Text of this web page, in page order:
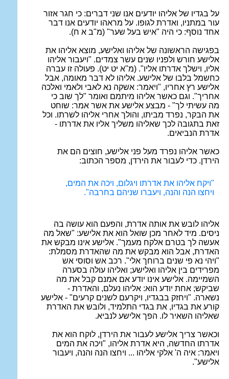
על בגדיו של אליהו יודעים אנו שני דברים: כי חגר אזור
עור במתניו, ואדרת לגופו. על מראהו יודעים אנו דבר
אחד נוסף: כי היה "איש בעל שער" (מ"ב א ח).
בפגישה הראשונה של אליהו ואלישע, מוצא אליהו את
אלישע חורש ולפניו שנים עשר צמדים. "ויעבור אליהו
אליו, וישלך אדרתו אליו". (מ"א יט יט). פעולה זו עברה
כחשמל בלבו של אלישע. אליהו לא דבר מאומה, אבל
אלישע רץ אחריו, "ויאמר: אשקה נא לאבי ולאמי ואלכה
אחריך". וגם כאשר אליהו מיתמם ואומר "לך שוב כי
מה עשיתי לך" - מבצע אלישע את אשר אמר: שוחט
את הבקר, נפרד מביתו, והולך אחרי אליהו לשרתו. וכל
זאת בתגובה לכך שאליהו משליך אליו את אדרתו -
אדרת הנביאים.
כאשר אליהו נפרד מעל פני אלישע, חוצים הם את
הירדן. כדי לעבור את הירדן, מספר הכתוב:
"ויקח אליהו את אדרתו ויגלום, ויכה את המים,
ויחצו הנה והנה, ויעברו שניהם בחרבה".
אליהו לובש את אותה אדרת, והפעם הוא עושה בה
ניסים. מיד לאחר מכן שואל הוא את אלישע: "שאל מה
אעשה לך בטרם אלקח מעמך". אלישע אינו מבקש את
האדרת, אבל הוא מבקש את מה שהאדרת מסמלת:
"ויהי נא פי שנים ברוחך אלי". רכב אש וסוסי אש
מפרידים בין אליהו ואלישע; ואליהו עולה בסערה
השמיימה. אלישע אינו יודע אם אמנם קבל את מה
שביקש; אחת יודע הוא: אליהו נעלם, והאדרת -
נשארה. "ויחזק בבגדיו, ויקרעם לשנים קרעים" - אלישע
קורע את בגדיו, את בגדי התלמיד, ולובש את האדרת
שאליהו השאיר לו. הפך אלישע לנביא.
וכאשר צריך אלישע לעבור את הירדן, לוקח הוא את
אדרתו החדשה, היא אדרת אליהו, "ויכה את המים
ויאמר: איה ה' אלקי אליהו ... ויחצו הנה והנה, ויעבור
אלישע".